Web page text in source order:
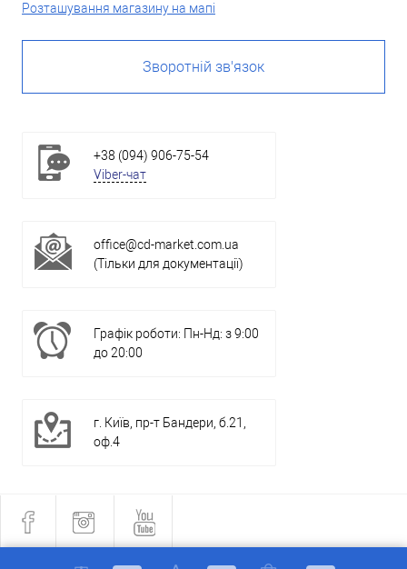
Розташування магазину на мапі
Зворотній зв'язок
+38 (094) 906-75-54
Viber-чат
office@cd-market.com.ua
(Тільки для документації)
Графік роботи: Пн-Нд: з 9:00
до 20:00
г. Київ, пр-т Бандери, б.21,
оф.4